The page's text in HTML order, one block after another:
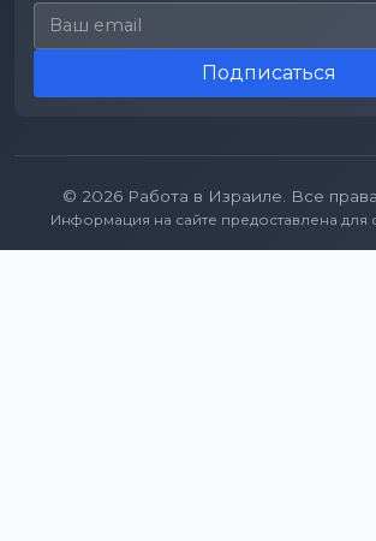
Email для подписки
Подписаться
© 2026 Работа в Израиле. Все
Информация на сайте предоставлена для